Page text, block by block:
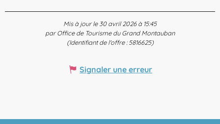
Mis à jour le 30 avril 2026 à 15:45
par Office de Tourisme du Grand Montauban
(Identifiant de l'offre :5816625)
Signaler une erreur